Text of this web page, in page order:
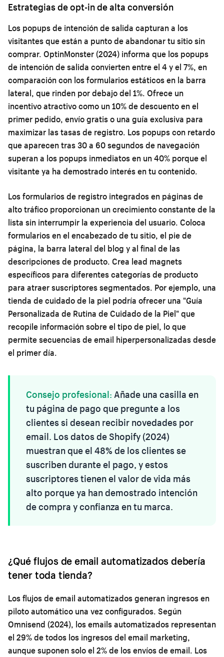
Estrategias de opt-in de alta conversión
Los popups de intención de salida capturan a los
visitantes que están a punto de abandonar tu sitio sin
comprar. OptinMonster (2024) informa que los popups
de intención de salida convierten entre el 4 y el 7%, en
comparación con los formularios estáticos en la barra
lateral, que rinden por debajo del 1%. Ofrece un
incentivo atractivo como un 10% de descuento en el
primer pedido, envío gratis o una guía exclusiva para
maximizar las tasas de registro. Los popups con retardo
que aparecen tras 30 a 60 segundos de navegación
superan a los popups inmediatos en un 40% porque el
visitante ya ha demostrado interés en tu contenido.
Los formularios de registro integrados en páginas de
alto tráfico proporcionan un crecimiento constante de la
lista sin interrumpir la experiencia del usuario. Coloca
formularios en el encabezado de tu sitio, el pie de
página, la barra lateral del blog y al final de las
descripciones de producto. Crea lead magnets
específicos para diferentes categorías de producto
para atraer suscriptores segmentados. Por ejemplo, una
tienda de cuidado de la piel podría ofrecer una "Guía
Personalizada de Rutina de Cuidado de la Piel" que
recopile información sobre el tipo de piel, lo que
permite secuencias de email hiperpersonalizadas desde
el primer día.
Consejo profesional: Añade una casilla en
tu página de pago que pregunte a los
clientes si desean recibir novedades por
email. Los datos de Shopify (2024)
muestran que el 48% de los clientes se
suscriben durante el pago, y estos
suscriptores tienen el valor de vida más
alto porque ya han demostrado intención
de compra y confianza en tu marca.
¿Qué flujos de email automatizados debería
tener toda tienda?
Los flujos de email automatizados generan ingresos en
piloto automático una vez configurados. Según
Omnisend (2024), los emails automatizados representan
el 29% de todos los ingresos del email marketing,
aunque suponen solo el 2% de los envíos de email. Los